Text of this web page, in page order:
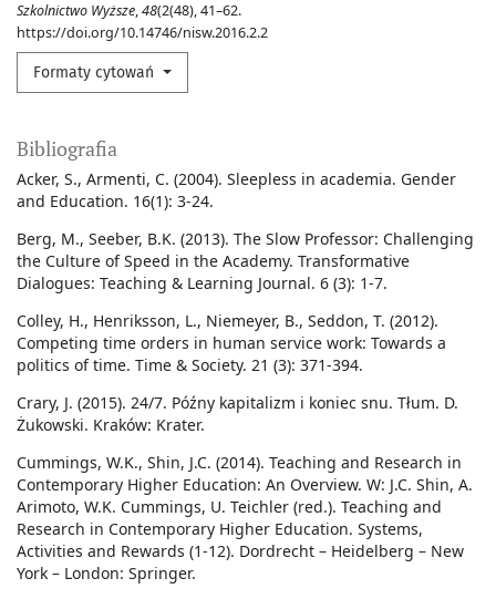
Szkolnictwo Wyższe,48(2(48), 41–62.
https://doi.org/10.14746/nisw.2016.2.2
Formaty cytowań
Bibliografia
Acker, S., Armenti, C. (2004). Sleepless in academia. Gender
and Education. 16(1): 3-24.
Berg, M., Seeber, B.K. (2013). The Slow Professor: Challenging
the Culture of Speed in the Academy. Transformative
Dialogues: Teaching & Learning Journal. 6 (3): 1-7.
Colley, H., Henriksson, L., Niemeyer, B., Seddon, T. (2012).
Competing time orders in human service work: Towards a
politics of time. Time & Society. 21 (3): 371-394.
Crary, J. (2015). 24/7. Późny kapitalizm i koniec snu. Tłum. D.
Żukowski. Kraków: Krater.
Cummings, W.K., Shin, J.C. (2014). Teaching and Research in
Contemporary Higher Education: An Overview. W: J.C. Shin, A.
Arimoto, W.K. Cummings, U. Teichler (red.). Teaching and
Research in Contemporary Higher Education. Systems,
Activities and Rewards (1-12). Dordrecht – Heidelberg – New
York – London: Springer.